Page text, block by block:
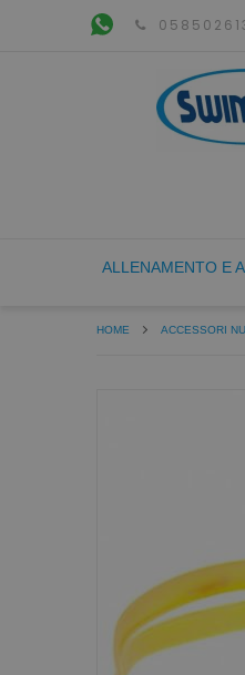
ALLENAMENTO E
HOME ACCESSORI